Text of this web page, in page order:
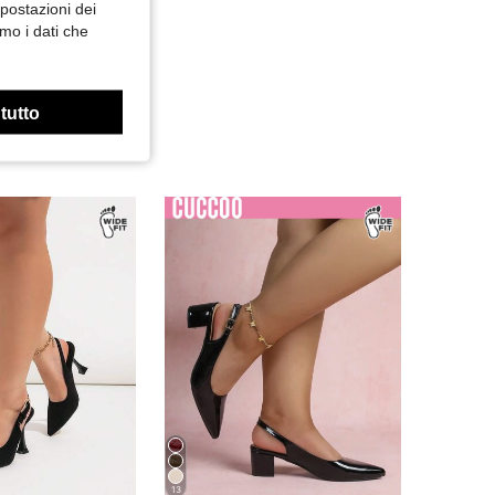
13
dei
i dati che